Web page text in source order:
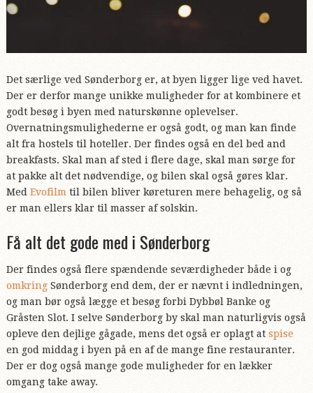
Det særlige ved Sønderborg er, at byen ligger lige ved havet.
Der er derfor mange unikke muligheder for at kombinere et
godt besøg i byen med naturskønne oplevelser.
Overnatningsmulighederne er også godt, og man kan finde
alt fra hostels til hoteller. Der findes også en del bed and
breakfasts. Skal man af sted i flere dage, skal man sørge for
at pakke alt det nødvendige, og bilen skal også gøres klar.
Med Evofilm til bilen bliver køreturen mere behagelig, og så
er man ellers klar til masser af solskin.
Få alt det gode med i Sønderborg
Der findes også flere spændende seværdigheder både i og
omkringSønderborg end dem, der er nævnt i indledningen,
og man bør også lægge et besøg forbi Dybbøl Banke og
Gråsten Slot. I selve Sønderborg by skal man naturligvis også
opleve den dejlige gågade, mens det også er oplagt at spise
en god middag i byen på en af de mange fine restauranter.
Der er dog også mange gode muligheder for en lækker
omgang take away.